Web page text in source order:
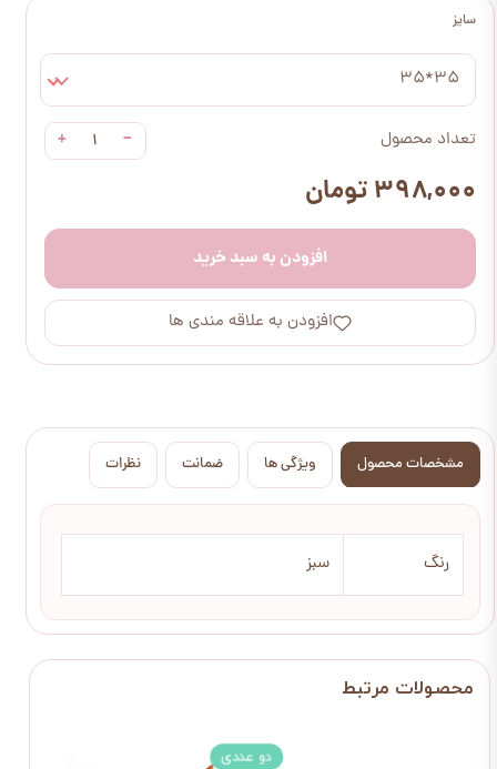
سایز
35*35
تعداد محصول −
+
۳۹۸,۰۰۰ تومان
افزودن به سبد خرید
افزودن به علاقه مندی ها
مشخصات محصول ویژگی ها ضمانت نظرات
رنگ سبز
دو عددی